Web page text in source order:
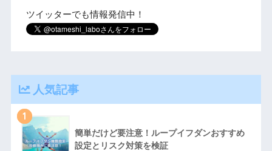
ツイッターでも情報発信中！
人気記事
1
簡単だけど要注意！ループイフダンおすすめ
設定とリスク対策を検証